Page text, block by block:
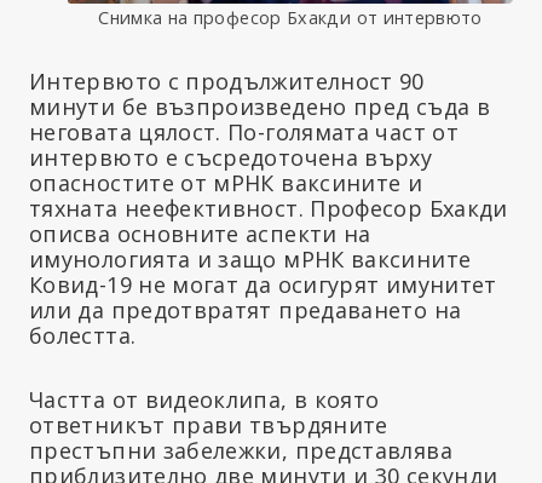
Снимка на професор Бхакди от интервюто
Интервюто с продължителност 90
минути бе възпроизведено пред съда в
неговата цялост. По-голямата част от
интервюто е съсредоточена върху
опасностите от мРНК ваксините и
тяхната неефективност. Професор Бхакди
описва основните аспекти на
имунологията и защо мРНК ваксините
Ковид-19 не могат да осигурят имунитет
или да предотвратят предаването на
болестта.
Частта от видеоклипа, в която
ответникът прави твърдяните
престъпни забележки, представлява
приблизително две минути и 30 секунди